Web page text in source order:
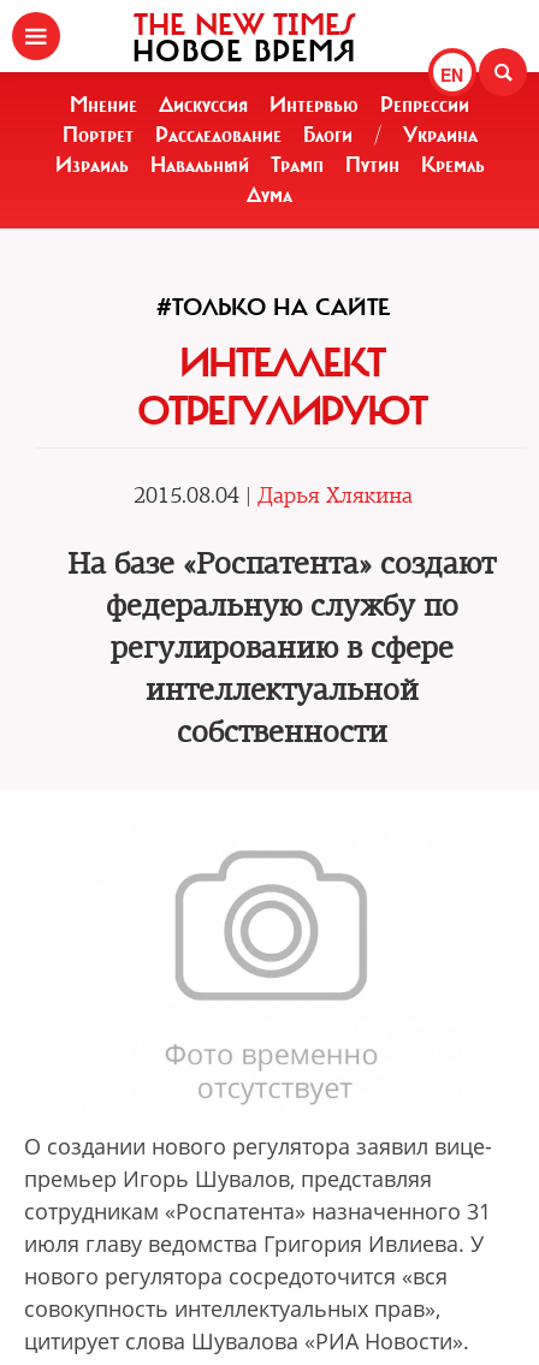
EN
THE NEW TIMES
НОВОЕ ВРЕМЯ
Мнение Дискуссия Интервью
Репрессии
Портрет
Расследование Блоги /
Украина
Израиль
Навальный Трамп Путин
Кремль
Дума
#ТОЛЬКО НА САЙТЕ
ИНТЕЛЛЕКТ
ОТРЕГУЛИРУЮТ
2015.08.04 | Дарья Хлякина
На базе «Роспатента» создают
федеральную службу по
регулированию в сфере
интеллектуальной
собственности
О создании нового регулятора заявил вице-
премьер Игорь Шувалов, представляя
сотрудникам «Роспатента» назначенного 31
июля главу ведомства Григория Ивлиева. У
нового регулятора сосредоточится «вся
совокупность интеллектуальных прав»,
цитирует слова Шувалова «РИА Новости».